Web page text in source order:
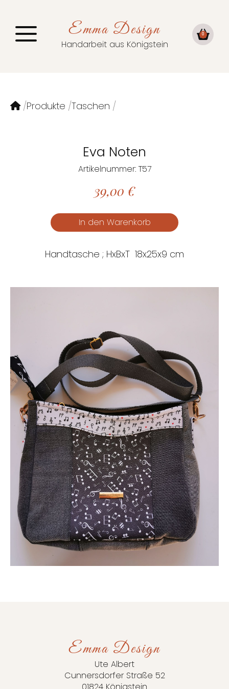
Emma Design
Handarbeit aus Königstein
0
Produkte Taschen
Eva Noten
Artikelnummer: T57
39,00 €
Handtasche ; HxBxT 18x25x9 cm
Emma Design
Ute Albert
Cunnersdorfer Straße 52